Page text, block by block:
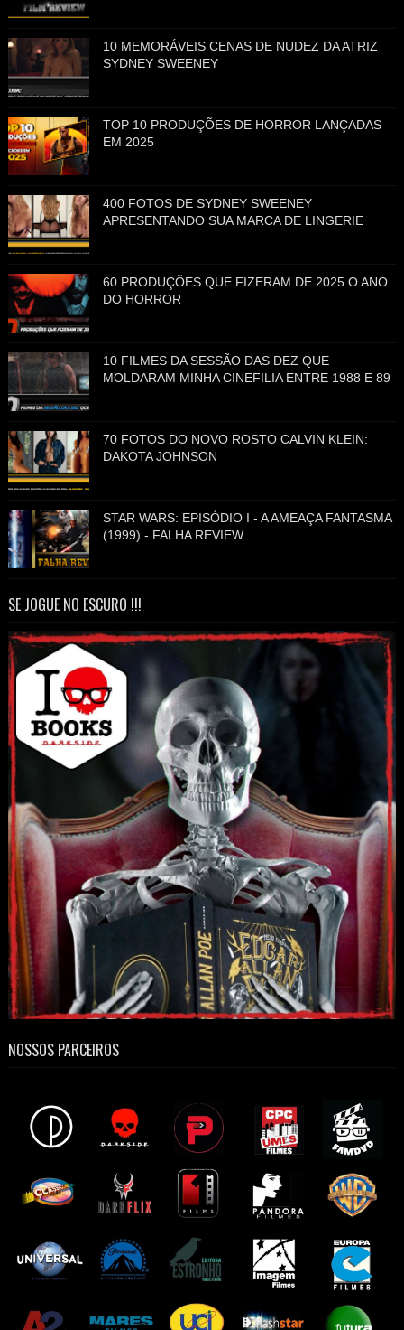
10 MEMORÁVEIS CENAS DE NUDEZ DA ATRIZ
SYDNEY SWEENEY
TOP 10 PRODUÇÕES DE HORROR LANÇADAS
EM 2025
400 FOTOS DE SYDNEY SWEENEY
APRESENTANDO SUA MARCA DE LINGERIE
60 PRODUÇÕES QUE FIZERAM DE 2025 O ANO
DO HORROR
10 FILMES DA SESSÃO DAS DEZ QUE
MOLDARAM MINHA CINEFILIA ENTRE 1988 E 89
70 FOTOS DO NOVO ROSTO CALVIN KLEIN:
DAKOTA JOHNSON
STAR WARS: EPISÓDIO I - A AMEAÇA FANTASMA
(1999) - FALHA REVIEW
SE JOGUE NO ESCURO !!!
NOSSOS PARCEIROS